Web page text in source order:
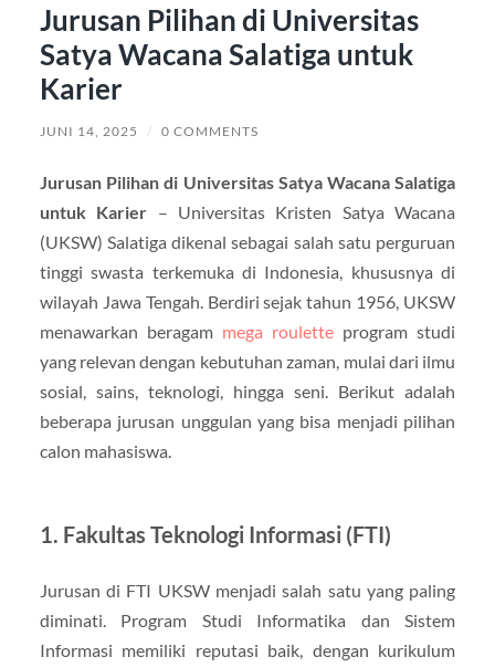
Jurusan Pilihan di Universitas
Satya Wacana Salatiga untuk
Karier
JUNI 14, 2025 / 0 COMMENTS
Jurusan Pilihan di Universitas Satya Wacana Salatiga
untuk Karier – Universitas Kristen Satya Wacana
(UKSW) Salatiga dikenal sebagai salah satu perguruan
tinggi swasta terkemuka di Indonesia, khususnya di
wilayah Jawa Tengah. Berdiri sejak tahun 1956, UKSW
menawarkan beragam mega roulette program studi
yang relevan dengan kebutuhan zaman, mulai dari ilmu
sosial, sains, teknologi, hingga seni. Berikut adalah
beberapa jurusan unggulan yang bisa menjadi pilihan
calon mahasiswa.
1. Fakultas Teknologi Informasi (FTI)
Jurusan di FTI UKSW menjadi salah satu yang paling
diminati. Program Studi Informatika dan Sistem
Informasi memiliki reputasi baik, dengan kurikulum